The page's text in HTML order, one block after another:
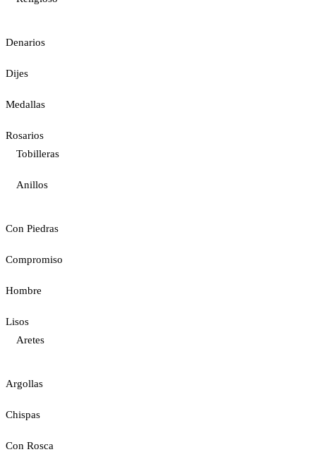
Denarios
Dijes
Medallas
Rosarios
Tobilleras
Anillos
Con Piedras
Compromiso
Hombre
Lisos
Aretes
Argollas
Chispas
Con Rosca